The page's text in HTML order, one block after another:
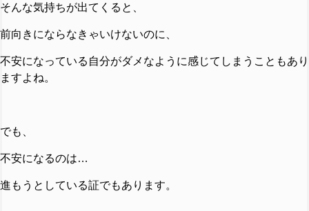
そんな気持ちが出てくると、
前向きにならなきゃいけないのに、
不安になっている自分がダメなように感じてしまうこともあり
ますよね。
でも、
不安になるのは…
進もうとしている証でもあります。